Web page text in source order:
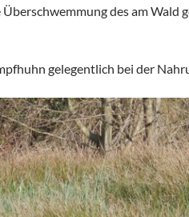
des am Wald
gelegentlich bei der